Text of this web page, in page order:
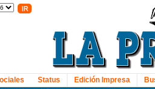
Status Edición Impresa